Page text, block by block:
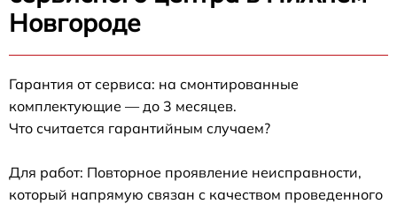
Новгороде
Гарантия от сервиса: на смонтированные
комплектующие — до 3 месяцев.
Что считается гарантийным случаем?
Для работ: Повторное проявление неисправности,
который напрямую связан с качеством проведенного